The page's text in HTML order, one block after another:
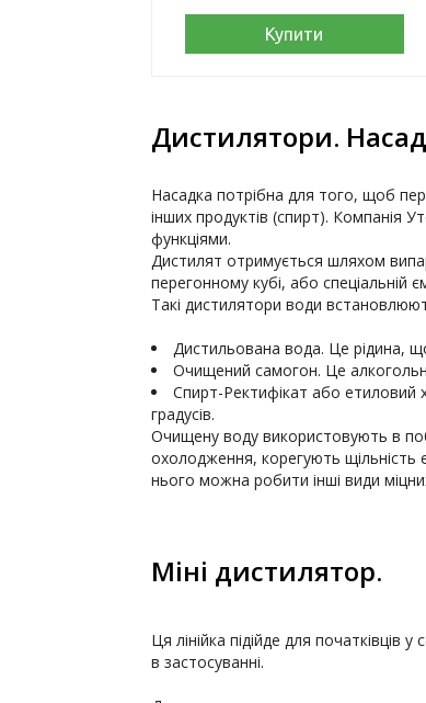
Купити
Дистилятори.
Насадка потрібна для того, щоб
інших продуктів (спирт). Компанія
функціями.
Дистилят отримується шляхом
перегонному кубі, або спеціальній
Такі дистилятори води
Очищений самогон. Це
Спирт-Ректифікат або етиловий
Очищену воду використовують в
охолодження, корегують
нього можна робити інші види
Міні дистилятор.
Ця лінійка підійде для
в застосуванні.